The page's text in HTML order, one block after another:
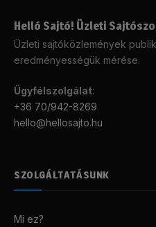
Helló Sajtó! Üzleti
Üzleti sajtóközlemények
eredményességük mérése.
Ügyfélszolgálat:
+36 70/942-8269
hello@hellosajto.hu
SZOLGÁLTATÁSUNK
Mi ez?